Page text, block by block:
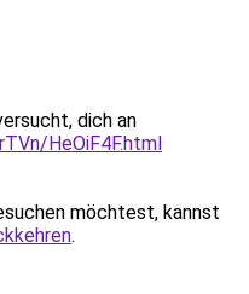
dich an
HeOiF4F.html
möchtest, kannst
.